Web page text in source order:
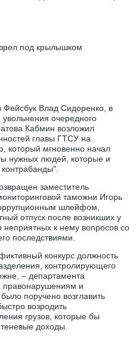
под крылышком
Фейсбук Влад Сидоренко, в
увольнения очередного
Кабмин возложил
главы ГТСУ на
который мгновенно начал
нужных людей, которые и
заместитель
таможни Игорь
шлейфом,
отпуск после возникших у
неприятных к нему вопросов со
последствиями.
конкурс должность
контролирующего
– департамента
правонарушениям и
поручено возглавить
возродить
грузов, которые бы
доходы.